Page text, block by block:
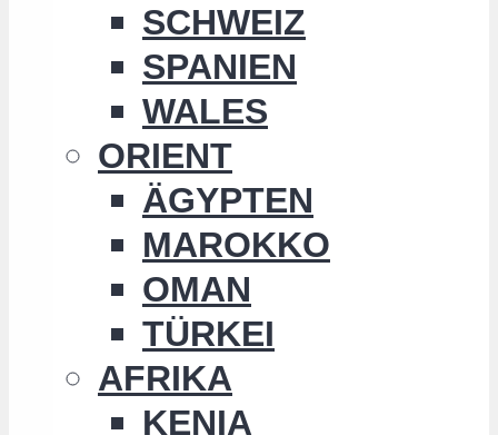
SCHWEIZ
SPANIEN
WALES
ORIENT
ÄGYPTEN
MAROKKO
OMAN
TÜRKEI
AFRIKA
KENIA